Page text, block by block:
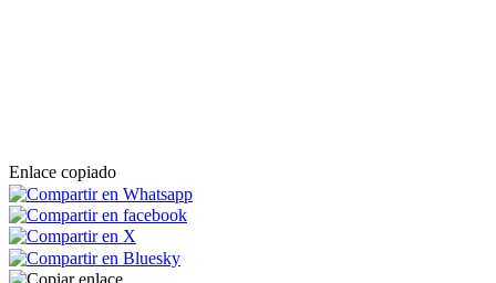
Enlace copiado